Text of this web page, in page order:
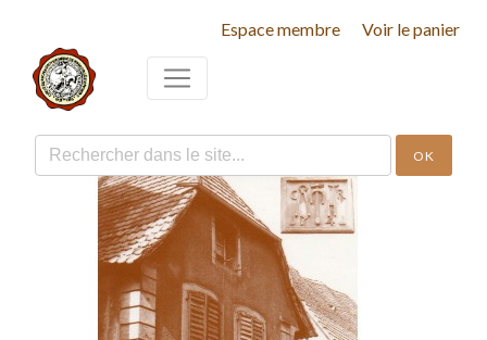
Espace membre Voir le panier
OK